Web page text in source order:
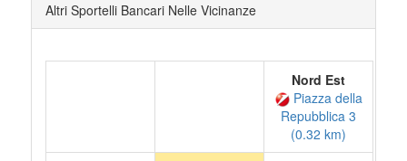
Altri Sportelli Bancari Nelle Vicinanze
Nord Est
Piazza della
Repubblica 3
(0.32 km)